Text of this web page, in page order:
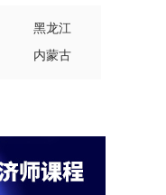
黑龙江
内蒙古